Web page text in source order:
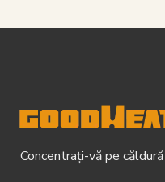
Concentrați-vă pe căldură